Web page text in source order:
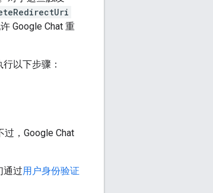
Google Chat 重
以下步骤：
，Google Chat
通过用户身份验证